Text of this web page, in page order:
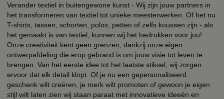
Verander textiel in buitengewone kunst - Wij zijn jouw partners in
het transformeren van textiel tot unieke meesterwerken. Of het nu
T-shirts, tassen, schorten, polos, petten of zelfs koussen zijn - als
het gemaakt is van textiel, kunnen wij het bedrukken voor jou!
Onze creativiteit kent geen grenzen, dankzij onze eigen
ontwerpafdeling die erop gebrand is om jouw visie tot leven te
brengen. Van het eerste idee tot het laatste stiksel, wij zorgen
ervoor dat elk detail klopt. Of je nu een gepersonaliseerd
geschenk wilt creëren, je merk wilt promoten of gewoon je eigen
stijl wilt laten zien wij staan paraat met innovatieve ideeën en